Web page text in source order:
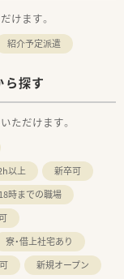
けます。
紹介予定派遣
ら探す
ただけます。
以上
新卒可
時までの職場
寮・借上社宅あり
新規オープン